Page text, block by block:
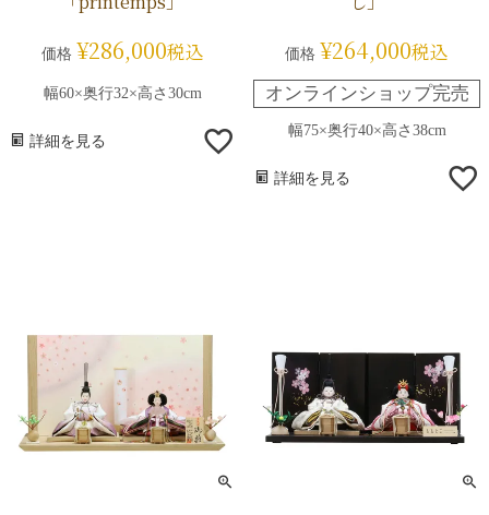
価格 ¥286,000税込
幅60×奥行32×高さ30cm
詳細を見る
価格 ¥264,000税込
オンラインショップ完売
幅75×奥行40×高さ38cm
詳細を見る